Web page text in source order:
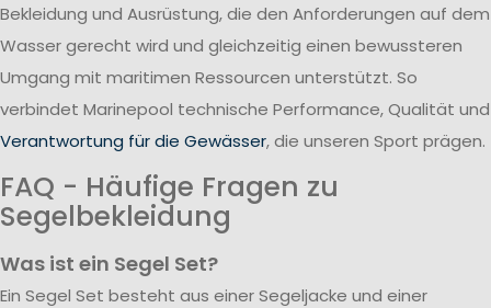
Bekleidung und Ausrüstung, die den Anforderungen auf dem
Wasser gerecht wird und gleichzeitig einen bewussteren
Umgang mit maritimen Ressourcen unterstützt. So
verbindet Marinepool technische Performance, Qualität und
Verantwortung für die Gewässer, die unseren Sport prägen.
FAQ - Häufige Fragen zu
Segelbekleidung
Was ist ein Segel Set?
Ein Segel Set besteht aus einer Segeljacke und einer